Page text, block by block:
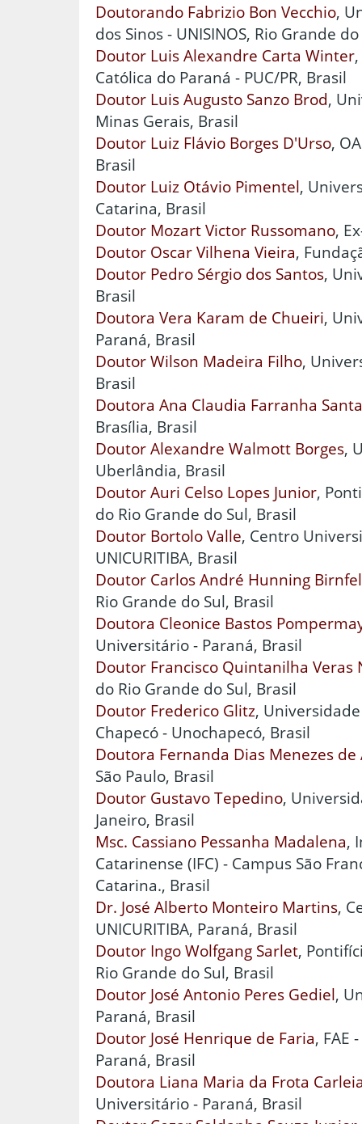
Doutorando Fabrizio Bon Vecchio,
dos Sinos - UNISINOS, Rio Grande
Doutor Luis Alexandre Carta Winter
Católica do Paraná - PUC/PR, Brasil
Doutor Luis Augusto Sanzo Brod,
Minas Gerais, Brasil
Doutor Luiz Flávio Borges D'Urso,
Brasil
Doutor Luiz Otávio Pimentel,
Catarina, Brasil
Doutor Mozart Victor Russomano,
Doutor Oscar Vilhena Vieira,
Doutor Pedro Sérgio dos Santos,
Brasil
Doutora Vera Karam de Chueiri,
Paraná, Brasil
Doutor Wilson Madeira Filho,
Brasil
Doutora Ana Claudia Farranha
Brasília, Brasil
Doutor Alexandre Walmott Borges,
Uberlândia, Brasil
Doutor Auri Celso Lopes Junior,
do Rio Grande do Sul, Brasil
Doutor Bortolo Valle, Centro
UNICURITIBA, Brasil
Doutor Carlos André Hunning
Rio Grande do Sul, Brasil
Doutora Cleonice Bastos
Universitário - Paraná, Brasil
Doutor Francisco Quintanilha Veras
do Rio Grande do Sul, Brasil
Doutor Frederico Glitz,
Chapecó - Unochapecó, Brasil
Doutora Fernanda Dias Menezes
São Paulo, Brasil
Doutor Gustavo Tepedino,
Janeiro, Brasil
Msc. Cassiano Pessanha Madalena,
Catarinense (IFC) - Campus São
Catarina., Brasil
Dr. José Alberto Monteiro Martins,
UNICURITIBA, Paraná, Brasil
Doutor Ingo Wolfgang Sarlet,
Rio Grande do Sul, Brasil
Doutor José Antonio Peres Gediel,
Paraná, Brasil
Doutor José Henrique de Faria, FAE
Paraná, Brasil
Doutora Liana Maria da Frota
Universitário - Paraná, Brasil